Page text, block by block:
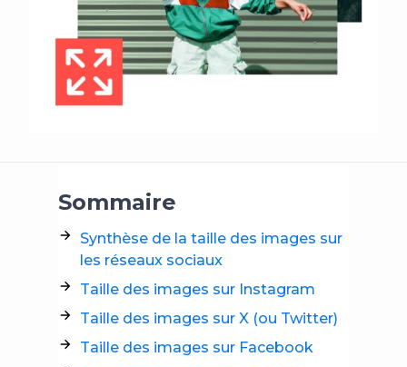
Sommaire
Synthèse de la taille des images sur
les réseaux sociaux
Taille des images sur Instagram
Taille des images sur X (ou Twitter)
Taille des images sur Facebook